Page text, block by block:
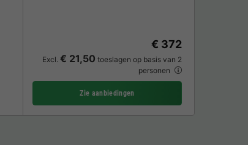
€ 372
Excl. € 21,50 toeslagen op basis van 2
personen
Zie aanbiedingen